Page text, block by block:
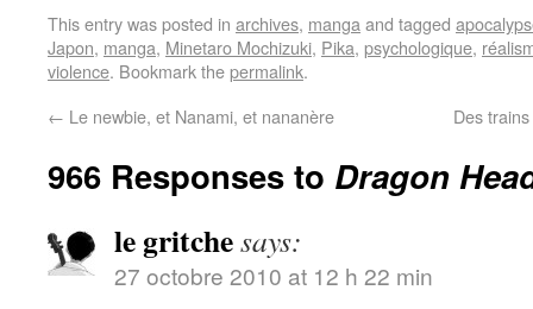
This entry was posted in archives, manga and tagged
Japon, manga, Minetaro Mochizuki, Pika, psychologique,
violence. Bookmark thepermalink.
← Le newbie, et Nanami, et nananère Des
966 Responses to Dragon
le gritchesays:
27 octobre 2010 at 12 h 22 min